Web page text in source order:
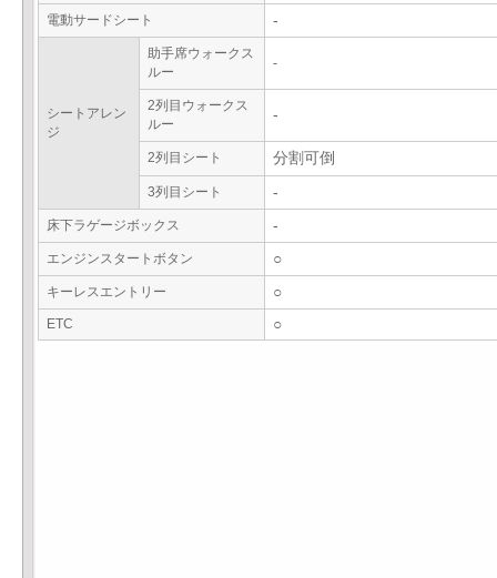
電動サードシート -
シートアレン
ジ
助手席ウォークス
ルー
-
2列目ウォークス
ルー
-
2列目シート 分割可倒
3列目シート -
床下ラゲージボックス -
エンジンスタートボタン ○
キーレスエントリー ○
ETC ○